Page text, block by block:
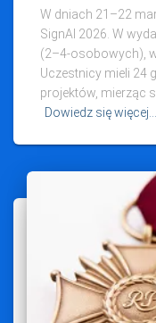
W dniach 21–22
SignAI 2026. W
(2–4‑osobowych),
Uczestnicy mieli 24
projektów, mierząc
Dowiedz się więcej…